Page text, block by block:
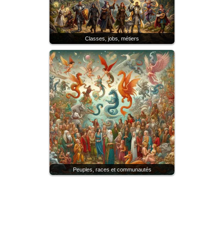
Classes, jobs, métiers
Peuples, races et communautés